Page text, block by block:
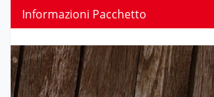
Informazioni Pacchetto